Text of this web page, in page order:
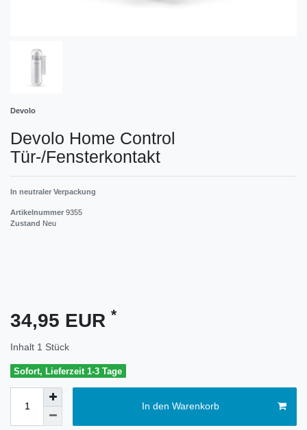
Devolo
Devolo Home Control
Tür-/Fensterkontakt
In neutraler Verpackung
Artikelnummer 9355
Zustand Neu
34,95 EUR *
Inhalt 1 Stück
Sofort, Lieferzeit 1-3 Tage
In den Warenkorb